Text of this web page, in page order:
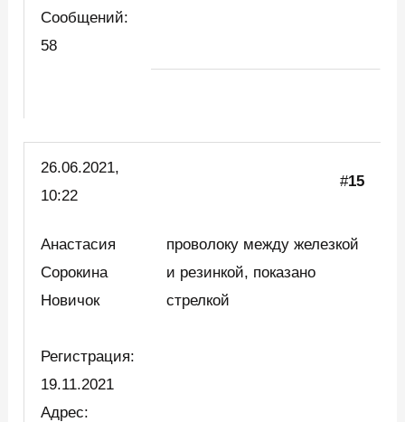
Сообщений:
58
26.06.2021,
10:22
#15
Анастасия
Сорокина
Новичок
Регистрация:
19.11.2021
Адрес:
проволоку между железкой
и резинкой, показано
стрелкой